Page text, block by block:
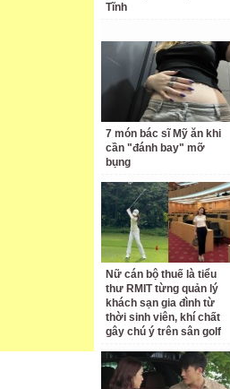
Tĩnh
7 món bác sĩ Mỹ ăn khi
cần "đánh bay" mỡ
bụng
Nữ cán bộ thuế là tiểu
thư RMIT từng quản lý
khách sạn gia đình từ
thời sinh viên, khí chất
gây chú ý trên sân golf